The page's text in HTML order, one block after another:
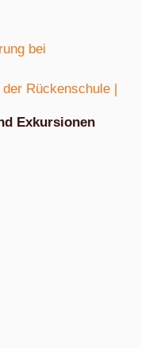
bei
der Rückenschule |
Exkursionen